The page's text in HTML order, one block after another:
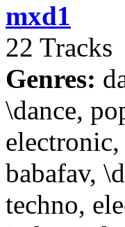
mxd1
22 Tracks
Genres:
\dance,
electronic,
babafav,
techno,